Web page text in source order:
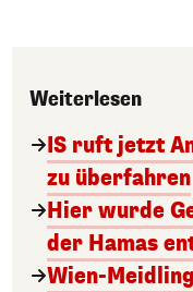
Weiterlesen
IS ruft jetzt
zu überfahren
Hier wurde
der Hamas
Wien-